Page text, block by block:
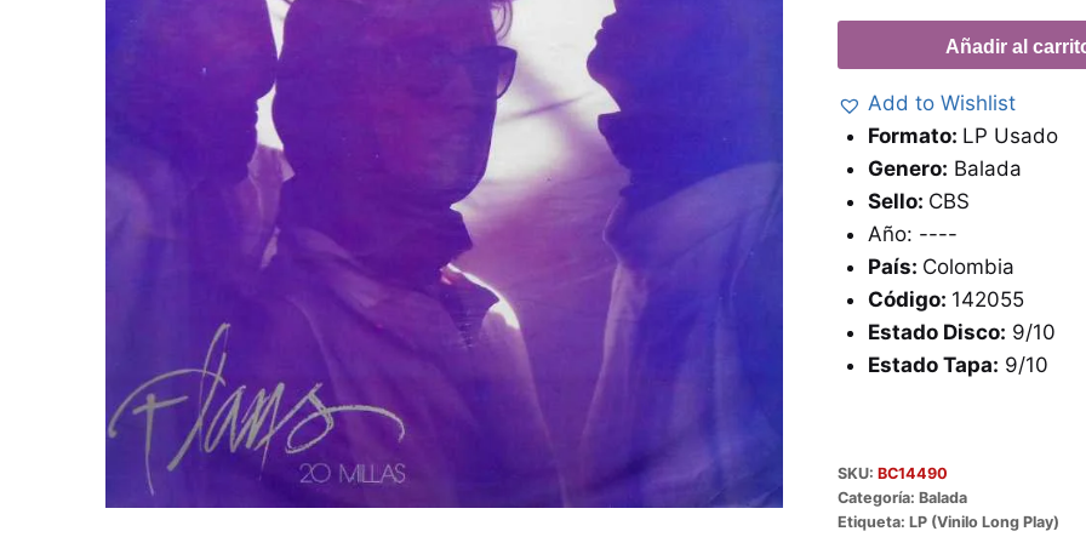
Añadir al
Add to Wishlist
Formato: LP Usado
Genero: Balada
Sello: CBS
Año: ----
País: Colombia
Código: 142055
Estado Disco: 9/10
Estado Tapa: 9/10
SKU: BC14490
Categoría: Balada
Etiqueta: LP (Vinilo Long Play)